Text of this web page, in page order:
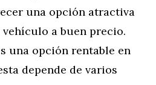
una opción atractiva
a buen precio.
una opción rentable en
depende de varios